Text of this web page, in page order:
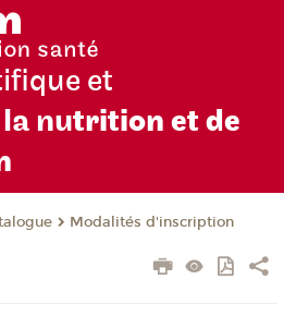
et
nutrition et de
Modalités d'inscription